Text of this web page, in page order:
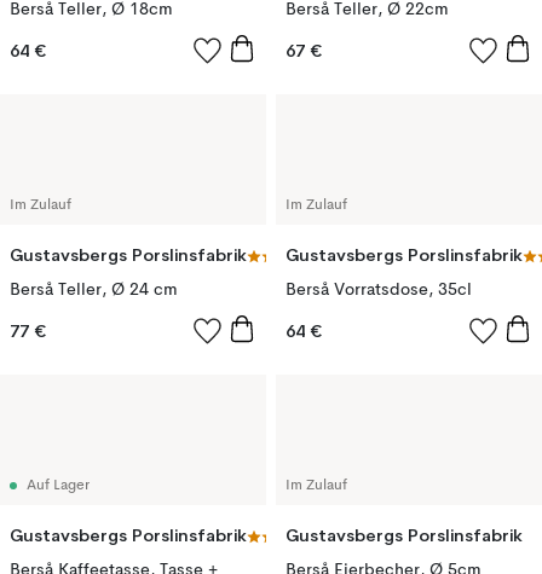
Berså Teller, Ø 18cm
64 €
Berså Teller, Ø 22cm
67 €
Im Zulauf
Gustavsbergs Porslinsfabrik
Berså Teller, Ø 24 cm
77 €
Im Zulauf
Gustavsbergs Porslinsfabrik
Berså Vorratsdose, 35cl
64 €
Auf Lager
Gustavsbergs Porslinsfabrik
Berså Kaffeetasse, Tasse +
Im Zulauf
Gustavsbergs Porslinsfabrik
Berså Eierbecher, Ø 5cm